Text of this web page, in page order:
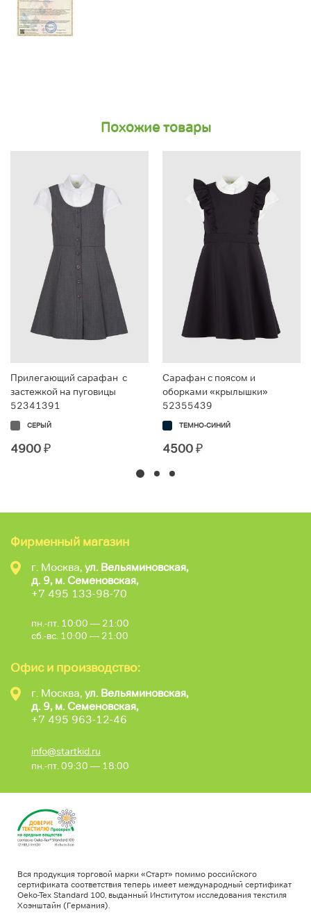
Похожие товары
Прилегающий сарафан с
застежкой на пуговицы
52341391
СЕРЫЙ
4900₽
Сарафан с поясом и
оборками «крылышки»
52355439
ТЕМНО-СИНИЙ
4500₽
Фирменный магазин
г. Москва, ул. Вельяминовская,
д. 9, м. Семеновская,
+7 495 133-98-70
пн.-пт. 10:00 — 21:00
сб.-вс. 10:00 — 21:00
Офис и производство:
г. Москва, ул. Вельяминовская,
д. 9, м. Семеновская,
+7 495 963-12-46
info@startkid.ru
пн.-пт. 09:30 — 18:00
Вся продукция торговой марки «Старт» помимо российского
сертификата соответствия теперь имеет международный сертификат
Oeko-Tex Standard 100, выданный Институтом исследования текстиля
Хоэнштайн (Германия).